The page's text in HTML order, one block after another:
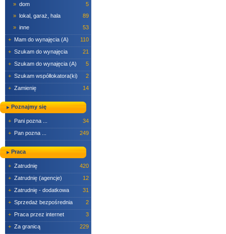
» dom
5
» lokal, garaż, hala
89
» inne
53
+ Mam do wynajęcia (A)
110
+ Szukam do wynajęcia
21
+ Szukam do wynajęcia (A)
5
+ Szukam współlokatora(ki)
2
+ Zamienię 14
Poznajmy się
+ Pani pozna ...
34
+ Pan pozna ... 249
Praca
+ Zatrudnię
420
+ Zatrudnię (agencje)
12
+ Zatrudnię - dodatkowa
31
+ Sprzedaż bezpośrednia
2
+ Praca przez internet
3
+ Za granicą
229